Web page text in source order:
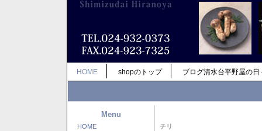
HOME shopのトップ ブログ清水台平野屋の日
Menu
HOME チリ